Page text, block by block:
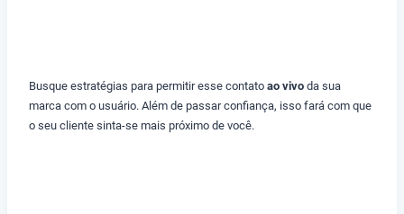
Busque estratégias para permitir esse contato ao vivo da sua
marca com o usuário. Além de passar confiança, isso fará com que
o seu cliente sinta-se mais próximo de você.